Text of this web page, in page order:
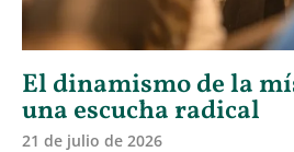
El dinamismo de la
una escucha radical
21 de julio de 2026